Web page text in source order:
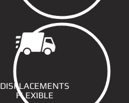
DISPLACEMENTS
FLEXIBLE